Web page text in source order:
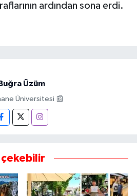
ardından sona erdi.
Üzüm
Üniversitesi 📰
çekebilir